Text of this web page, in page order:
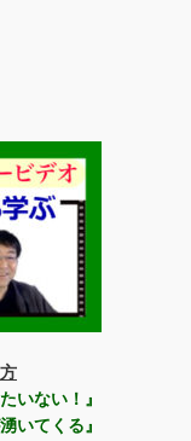
いない！』
いてくる』